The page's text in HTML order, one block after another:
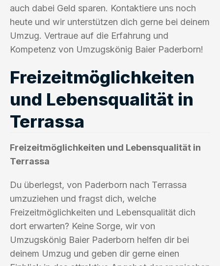
auch dabei Geld sparen. Kontaktiere uns noch
heute und wir unterstützen dich gerne bei deinem
Umzug. Vertraue auf die Erfahrung und
Kompetenz von Umzugskönig Baier Paderborn!
Freizeitmöglichkeiten
und Lebensqualität in
Terrassa
Freizeitmöglichkeiten und Lebensqualität in
Terrassa
Du überlegst, von Paderborn nach Terrassa
umzuziehen und fragst dich, welche
Freizeitmöglichkeiten und Lebensqualität dich
dort erwarten? Keine Sorge, wir von
Umzugskönig Baier Paderborn helfen dir bei
deinem Umzug und geben dir gerne einen